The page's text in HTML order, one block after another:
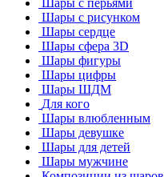
Шары с рисунком
Шары сердце
Шары сфера 3D
Шары фигуры
Шары цифры
Шары ШДМ
Для кого
Шары влюбленным
Шары девушке
Шары для детей
Шары мужчине